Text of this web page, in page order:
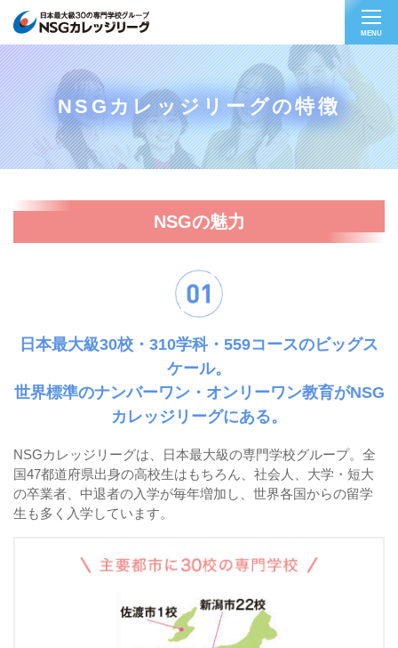
MENU
NSGカレッジリーグの特徴
NSGの魅力
日本最大級30校・310学科・559コースのビッグス
ケール。
世界標準のナンバーワン・オンリーワン教育がNSG
カレッジリーグにある。
NSGカレッジリーグは、日本最大級の専門学校グループ。全
国47都道府県出身の高校生はもちろん、社会人、大学・短大
の卒業者、中退者の入学が毎年増加し、世界各国からの留学
生も多く入学しています。